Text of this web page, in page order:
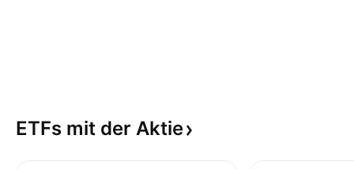
ETFs mit der Aktie